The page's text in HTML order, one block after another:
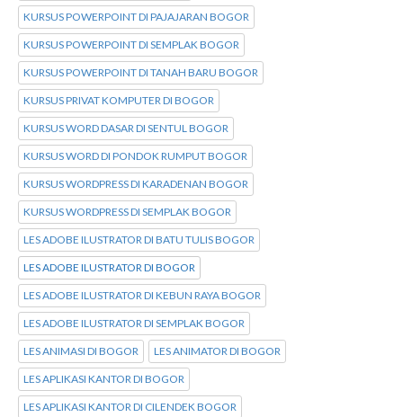
KURSUS POWERPOINT DI PAJAJARAN BOGOR
KURSUS POWERPOINT DI SEMPLAK BOGOR
KURSUS POWERPOINT DI TANAH BARU BOGOR
KURSUS PRIVAT KOMPUTER DI BOGOR
KURSUS WORD DASAR DI SENTUL BOGOR
KURSUS WORD DI PONDOK RUMPUT BOGOR
KURSUS WORDPRESS DI KARADENAN BOGOR
KURSUS WORDPRESS DI SEMPLAK BOGOR
LES ADOBE ILUSTRATOR DI BATU TULIS BOGOR
LES ADOBE ILUSTRATOR DI BOGOR
LES ADOBE ILUSTRATOR DI KEBUN RAYA BOGOR
LES ADOBE ILUSTRATOR DI SEMPLAK BOGOR
LES ANIMASI DI BOGOR LES ANIMATOR DI BOGOR
LES APLIKASI KANTOR DI BOGOR
LES APLIKASI KANTOR DI CILENDEK BOGOR